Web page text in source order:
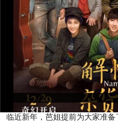
临近新年，芭姐提前为大家准